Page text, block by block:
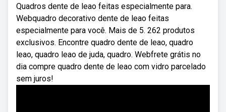
Quadros dente de leao feitas especialmente para.
Webquadro decorativo dente de leao feitas
especialmente para você. Mais de 5. 262 produtos
exclusivos. Encontre quadro dente de leao, quadro
leao, quadro leao de juda, quadro. Webfrete grátis no
dia compre quadro dente de leao com vidro parcelado
sem juros!